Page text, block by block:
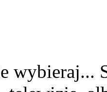
wybieraj...